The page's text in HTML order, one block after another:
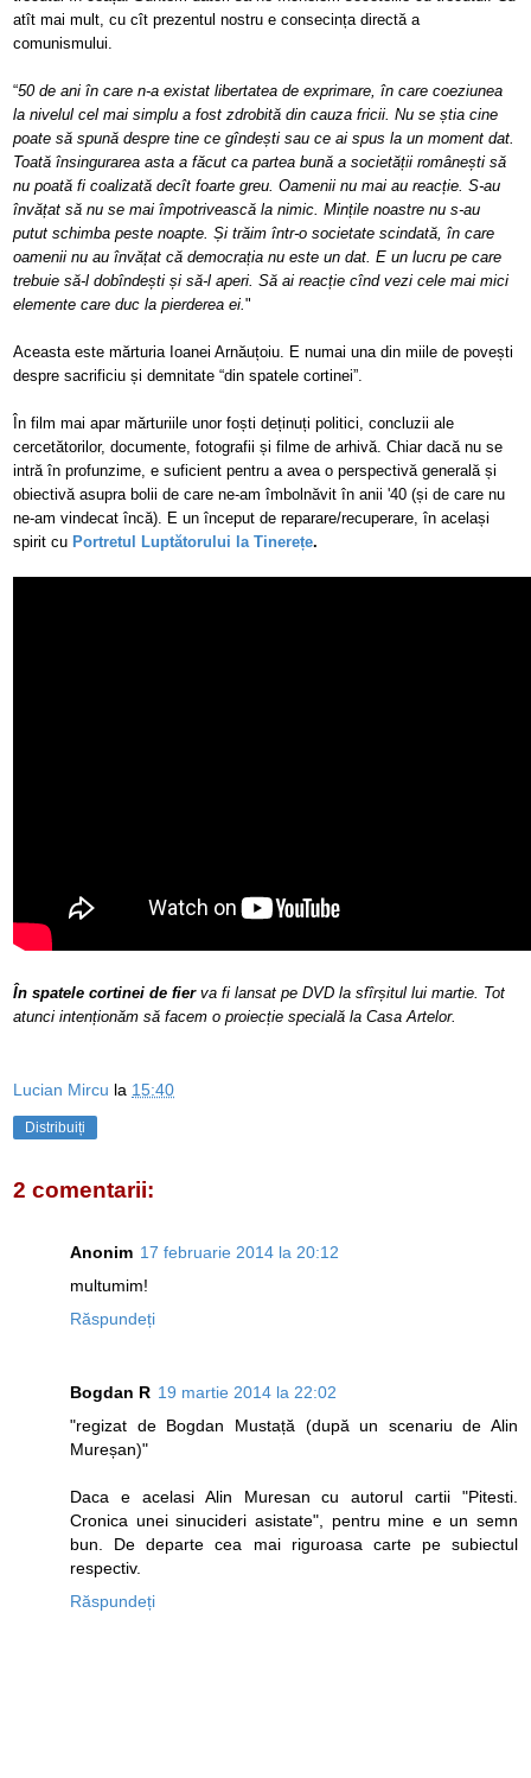
atît mai mult, cu cît prezentul nostru e consecința directă a
comunismului.
“50 de ani în care n-a existat libertatea de exprimare, în care coeziunea
la nivelul cel mai simplu a fost zdrobită din cauza fricii. Nu se știa cine
poate să spună despre tine ce gîndești sau ce ai spus la un moment dat.
Toată însingurarea asta a făcut ca partea bună a societății românești să
nu poată fi coalizată decît foarte greu. Oamenii nu mai au reacție. S-au
învățat să nu se mai împotrivească la nimic. Mințile noastre nu s-au
putut schimba peste noapte. Și trăim într-o societate scindată, în care
oamenii nu au învățat că democrația nu este un dat. E un lucru pe care
trebuie să-l dobîndești și să-l aperi. Să ai reacție cînd vezi cele mai mici
elemente care duc la pierderea ei. "
Aceasta este mărturia Ioanei Arnăuțoiu. E numai una din miile de povești
despre sacrificiu și demnitate “din spatele cortinei”.
În film mai apar mărturiile unor foști deținuți politici, concluzii ale
cercetătorilor, documente, fotografii și filme de arhivă. Chiar dacă nu se
intră în profunzime, e suficient pentru a avea o perspectivă generală și
obiectivă asupra bolii de care ne-am îmbolnăvit în anii '40 (și de care nu
ne-am vindecat încă). E un început de reparare/recuperare, în același
spirit cu Portretul Luptătorului la Tinerețe.
În spatele cortinei de fier va fi lansat pe DVD la sfîrșitul lui martie. Tot
atunci intenționăm să facem o proiecție specială la Casa Artelor.
Lucian Mircu la 15:40
Distribuiți
2 comentarii:
Anonim 17 februarie 2014 la 20:12
multumim!
Răspundeți
Bogdan R 19 martie 2014 la 22:02
"regizat de Bogdan Mustață (după un scenariu de Alin
Mureșan)"
Daca e acelasi Alin Muresan cu autorul cartii "Pitesti.
Cronica unei sinucideri asistate", pentru mine e un semn
bun. De departe cea mai riguroasa carte pe subiectul
respectiv.
Răspundeți